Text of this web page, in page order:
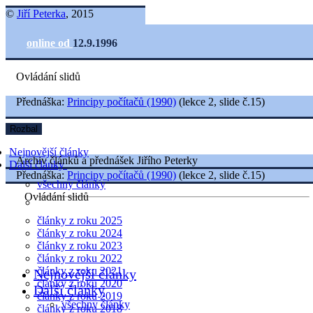
© Jiří Peterka, 2015
online od 12.9.1996
Ovládání slidů
Nejnovější články
Další články
všechny články
články z roku 2025
články z roku 2024
články z roku 2023
články z roku 2022
články z roku 2021
články z roku 2020
články z roku 2019
články z roku 2018
Přednáška: Principy počítačů (1990) (lekce 2, slide č.15)
Rozbal
Archiv článků a přednášek Jiřího Peterky
Přednáška: Principy počítačů (1990) (lekce 2, slide č.15)
Ovládání slidů
Nejnovější články
Další články
všechny články